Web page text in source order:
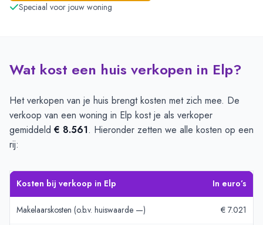
Speciaal voor jouw woning
Wat kost een huis verkopen in Elp?
Het verkopen van je huis brengt kosten met zich mee. De
verkoop van een woning in Elp kost je als verkoper
gemiddeld € 8.561. Hieronder zetten we alle kosten op een
rij:
Kosten bij verkoop in Elp In euro’s
Makelaarskosten (o.b.v. huiswaarde —) € 7.021